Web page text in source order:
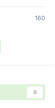
160
0